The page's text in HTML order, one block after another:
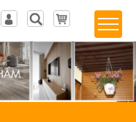
EnglishSản phẩm yêu thích